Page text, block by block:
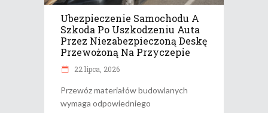
Ubezpieczenie Samochodu A
Szkoda Po Uszkodzeniu Auta
Przez Niezabezpieczoną Deskę
Przewożoną Na Przyczepie
22 lipca, 2026
Przewóz materiałów budowlanych
wymaga odpowiedniego